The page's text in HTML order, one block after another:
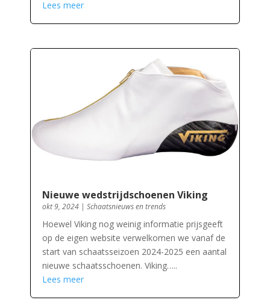
Lees meer
Nieuwe wedstrijdschoenen Viking
okt 9, 2024| Schaatsnieuws en trends
Hoewel Viking nog weinig informatie prijsgeeft
op de eigen website verwelkomen we vanaf de
start van schaatsseizoen 2024-2025 een aantal
nieuwe schaatsschoenen. Viking…..
Lees meer